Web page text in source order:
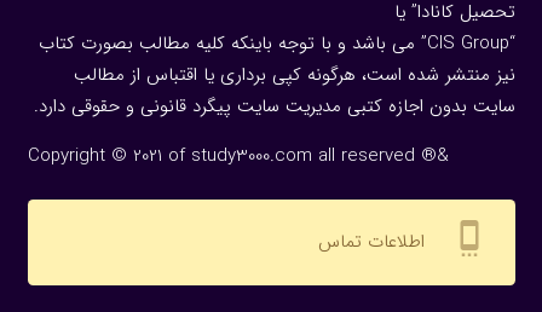
تحصیل کانادا” یا
“CIS Group” می باشد و با توجه باینکه کلیه مطالب بصورت کتاب
نیز منتشر شده است، هرگونه كپی برداری یا اقتباس از مطالب
سایت بدون اجازه كتبی مدیریت سایت پیگرد قانونی و حقوقی دارد.
Copyright © 2021 of study3000.com all reserved ®&
settings_cell اطلاعات تماس